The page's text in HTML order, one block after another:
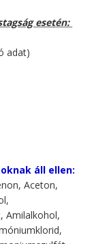
esetén:
adat)
áll ellen:
Aceton,
Amilalkohol,